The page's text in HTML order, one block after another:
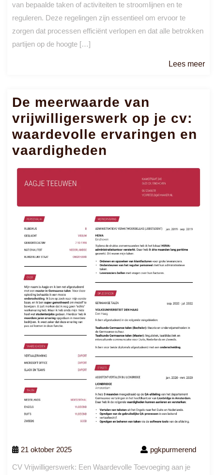
van bepaalde taken of activiteiten te stroomlijnen en te
reguleren. Deze regelingen zijn essentieel om ervoor te
zorgen dat processen efficiënt verlopen en dat alle betrokken
partijen op de hoogte […]
Lees meer
De meerwaarde van
vrijwilligerswerk op je cv:
waardevolle ervaringen en
vaardigheden
21 oktober 2025 pgkpurmerend
CV Vrijwilligerswerk: Een Waardevolle Toevoeging aan je